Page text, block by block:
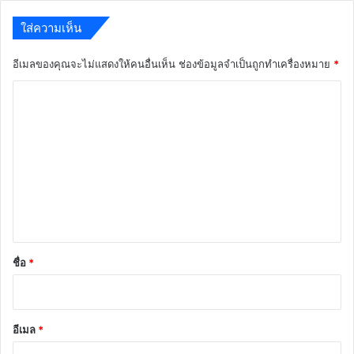
ใส่ความเห็น
อีเมลของคุณจะไม่แสดงให้คนอื่นเห็น ช่องข้อมูลจำเป็นถูกทำเครื่องหมาย *
*
ชื่อ *
อีเมล *